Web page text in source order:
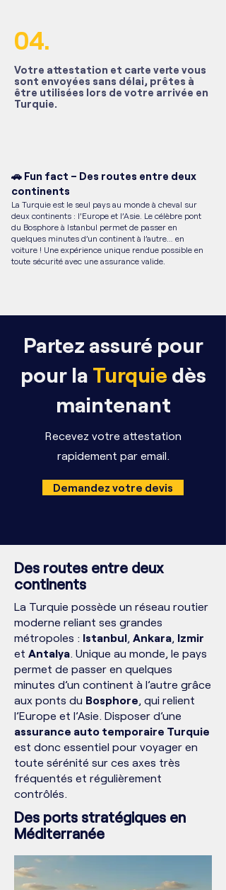
04.
Votre attestation et carte verte vous
sont envoyées sans délai, prêtes à
être utilisées lors de votre arrivée en
Turquie.
🚗 Fun fact – Des routes entre deux
continents
La Turquie est le seul pays au monde à cheval sur
deux continents : l’Europe et l’Asie. Le célèbre pont
du Bosphore à Istanbul permet de passer en
quelques minutes d’un continent à l’autre… en
voiture ! Une expérience unique rendue possible en
toute sécurité avec une assurance valide.
Partez assuré pour
pour la Turquie dès
maintenant
Recevez votre attestation
rapidement par email.
Demandez votre devis
Des routes entre deux
continents
La Turquie possède un réseau routier
moderne reliant ses grandes
métropoles : Istanbul, Ankara, Izmir
et Antalya. Unique au monde, le pays
permet de passer en quelques
minutes d’un continent à l’autre grâce
aux ponts du Bosphore, qui relient
l’Europe et l’Asie. Disposer d’une
assurance auto temporaire Turquie
est donc essentiel pour voyager en
toute sérénité sur ces axes très
fréquentés et régulièrement
contrôlés.
Des ports stratégiques en
Méditerranée